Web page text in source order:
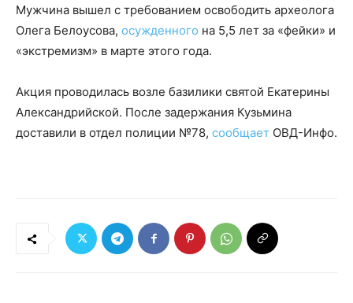
Мужчина вышел с требованием освободить археолога
Олега Белоусова, осужденного на 5,5 лет за «фейки» и
«экстремизм» в марте этого года.
Акция проводилась возле базилики святой Екатерины
Александрийской. После задержания Кузьмина
доставили в отдел полиции №78, сообщает ОВД-Инфо.